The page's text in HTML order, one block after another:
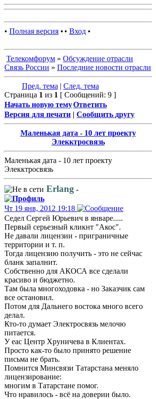
• Полная версия • • Вход •
Телекомфорум » Обсуждение отрасли
Связь России » Последние новости отрасли
Пред. тема | След. тема
Страница 1 из 1 [ Сообщений: 9 ]
Начать новую темуОтветить
Версия для печати | Сообщить другу
Маленькая дата - 10 лет проекту
Элекктросвязь
Маленькая дата - 10 лет проекту
Элекктросвязь
Erlang -
Чт 19 янв, 2012 19:18
Седел Сергей Юрьевич в январе.....
Первый серьезный кликнт "Акос".
Не давали лицензии - приграничные
территории и т. п.
Тогда лицензию получить - это не сейчас
бланк запалнит.
Собственно для АКОСА все сделали
красиво и бюджетно.
Там была многоходовка - но Заказчик сам
все остановил.
Потом для Дальнего востока много всего
делал.
Кто-то думает Электросвязь мелочю
питается.
У еас Центр Хруничева в Клиентах.
Просто как-то было принято решение
письма не брать.
Помнится Минсвязи Татарстана меняло
лицензирование:
многим в Татарстане помог.
Что нравилось - всё на доверии было.